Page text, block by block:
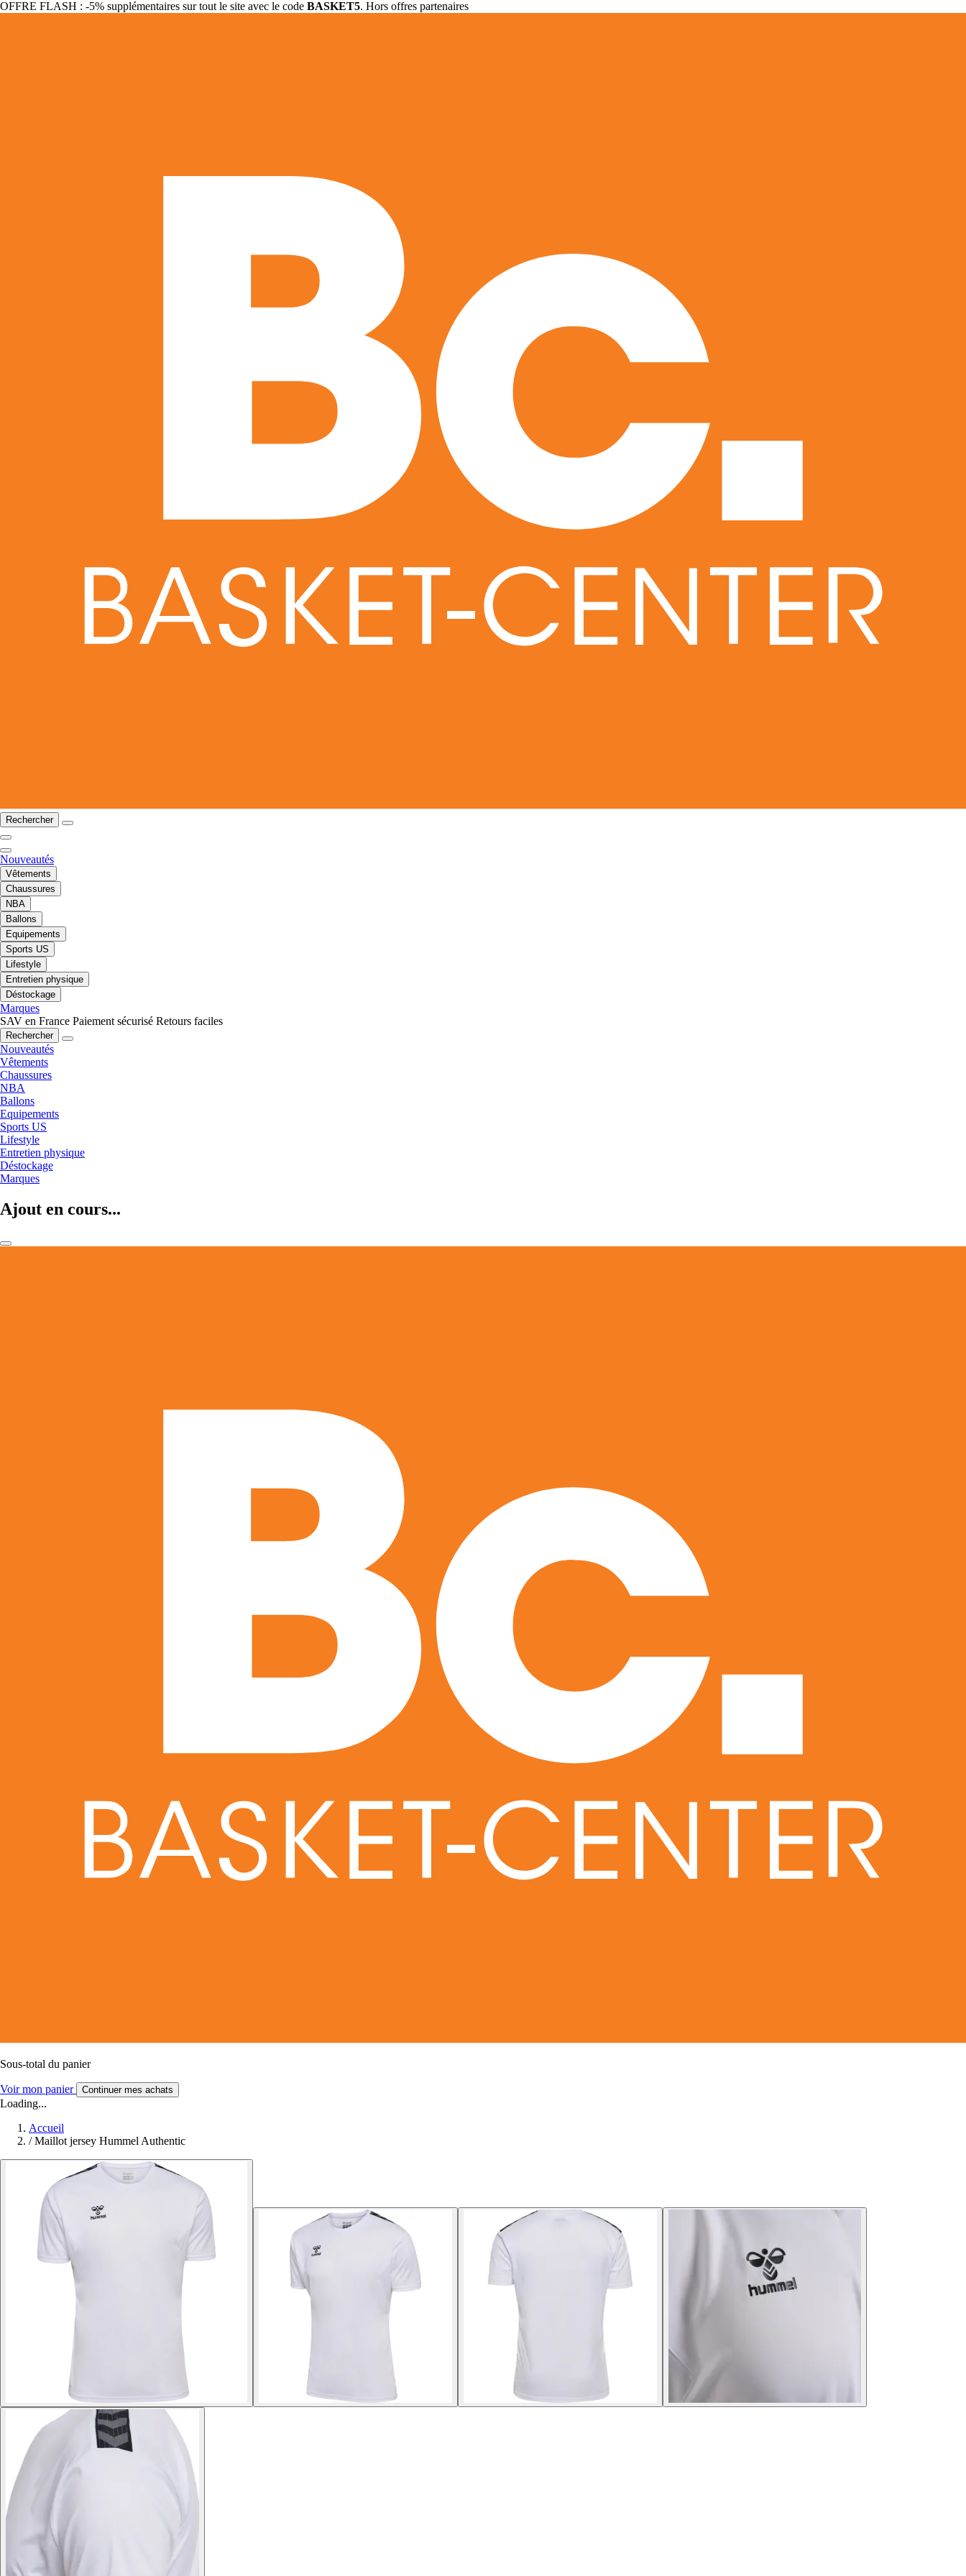
OFFRE FLASH : -5% supplémentaires sur tout le site avec le code BASKET5. Hors offres partenaires
Rechercher
Nouveautés
Vêtements
Chaussures
NBA
Ballons
Equipements
Sports US
Lifestyle
Entretien physique
Déstockage
Marques
SAV en France Paiement sécurisé Retours faciles
Rechercher
Nouveautés
Vêtements
Chaussures
NBA
Ballons
Equipements
Sports US
Lifestyle
Entretien physique
Déstockage
Marques
Ajout en cours...
Sous-total du panier
Voir mon panier Continuer mes achats
Loading...
Accueil
/ Maillot jersey Hummel Authentic